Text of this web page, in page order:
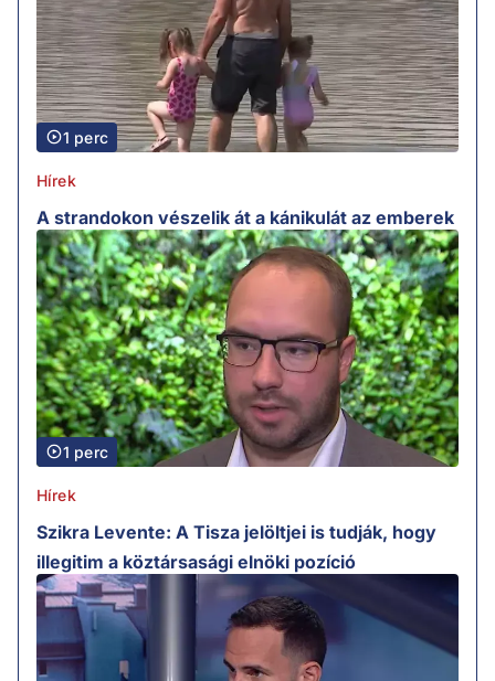
1 perc
Hírek
A strandokon vészelik át a kánikulát az emberek
1 perc
Hírek
Szikra Levente: A Tisza jelöltjei is tudják, hogy
illegitim a köztársasági elnöki pozíció